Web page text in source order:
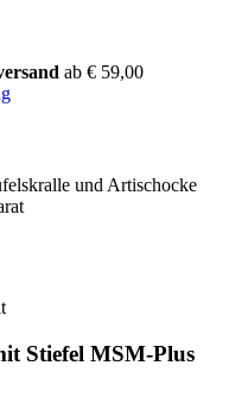
ab € 59,00
und Artischocke
Stiefel MSM-Plus